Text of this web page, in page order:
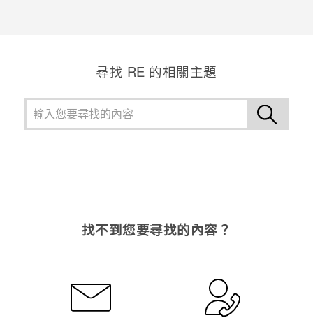
尋找 RE 的相關主題
找不到您要尋找的內容？